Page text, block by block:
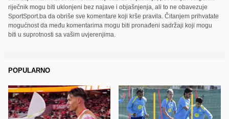
riječnik mogu biti uklonjeni bez najave i objašnjenja, ali to ne obavezuje
SportSport.ba da obriše sve komentare koji krše pravila. Čitanjem prihvatate
mogućnost da među komentarima mogu biti pronađeni sadržaji koji mogu
biti u suprotnosti sa vašim uvjerenjima.
POPULARNO